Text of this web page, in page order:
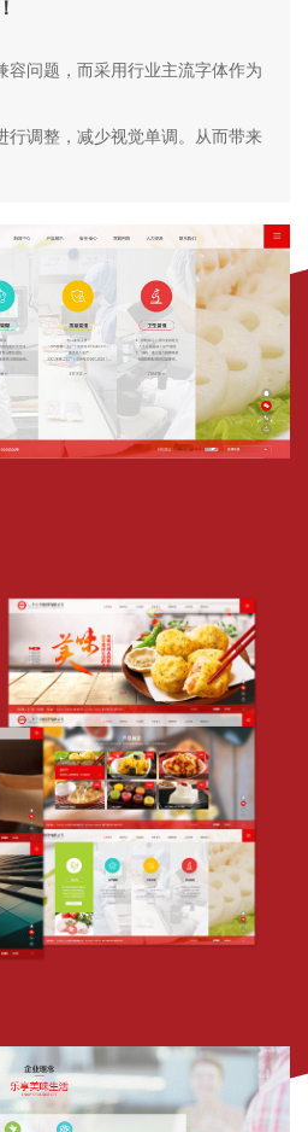
容问题，而采用行业主流字体作为
行调整，减少视觉单调。从而带来